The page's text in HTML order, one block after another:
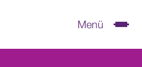
Menü